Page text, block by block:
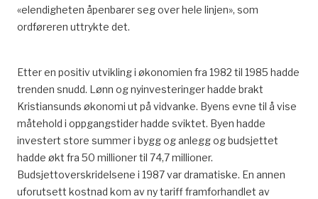
«elendigheten åpenbarer seg over hele linjen», som
ordføreren uttrykte det.
Etter en positiv utvikling i økonomien fra 1982 til 1985 hadde
trenden snudd. Lønn og nyinvesteringer hadde brakt
Kristiansunds økonomi ut på vidvanke. Byens evne til å vise
måtehold i oppgangstider hadde sviktet. Byen hadde
investert store summer i bygg og anlegg og budsjettet
hadde økt fra 50 millioner til 74,7 millioner.
Budsjettoverskridelsene i 1987 var dramatiske. En annen
uforutsett kostnad kom av ny tariff framforhandlet av